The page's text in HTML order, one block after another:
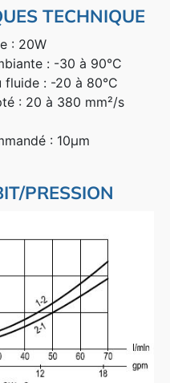
TECHNIQUE
: 20W
: -30 à 90°C
fluide : -20 à 80°C
: 20 à 380 mm²/s
: 10µm
PRESSION